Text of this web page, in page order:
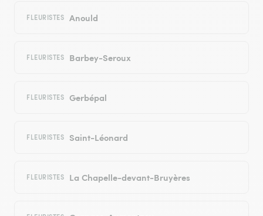
FLEURISTES Anould
FLEURISTES Barbey-Seroux
FLEURISTES Gerbépal
FLEURISTES Saint-Léonard
FLEURISTES La Chapelle-devant-Bruyères